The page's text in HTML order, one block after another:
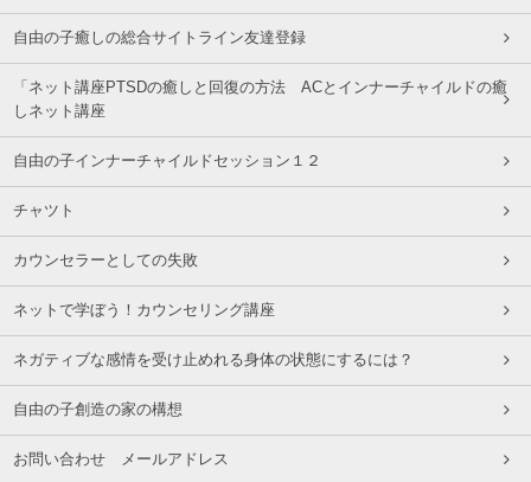
自由の子癒しの総合サイトライン友達登録
「ネット講座PTSDの癒しと回復の方法 ACとインナーチャイルドの癒
しネット講座
自由の子インナーチャイルドセッション１２
チャツト
カウンセラーとしての失敗
ネットで学ぼう！カウンセリング講座
ネガティブな感情を受け止めれる身体の状態にするには？
自由の子創造の家の構想
お問い合わせ メールアドレス